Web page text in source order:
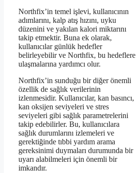
Northfix’in temel işlevi, kullanıcının
adımlarını, kalp atış hızını, uyku
düzenini ve yakılan kalori miktarını
takip etmektir. Buna ek olarak,
kullanıcılar günlük hedefler
belirleyebilir ve Northfix, bu hedeflere
ulaşmalarına yardımcı olur.
Northfix’in sunduğu bir diğer önemli
özellik de sağlık verilerinin
izlenmesidir. Kullanıcılar, kan basıncı,
kan oksijen seviyeleri ve stres
seviyeleri gibi sağlık parametrelerini
takip edebilirler. Bu, kullanıcılara
sağlık durumlarını izlemeleri ve
gerektiğinde tıbbi yardım arama
gereksinimi duymaları durumunda bir
uyarı alabilmeleri için önemli bir
imkandır.